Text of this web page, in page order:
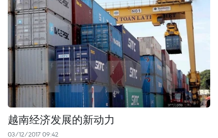
越南经济发展的新动力
03/12/2017 09:42